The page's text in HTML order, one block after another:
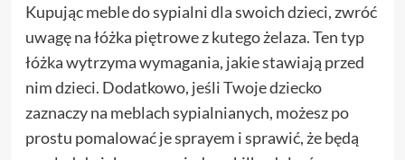
Kupując meble do sypialni dla swoich dzieci, zwróć
uwagę na łóżka piętrowe z kutego żelaza. Ten typ
łóżka wytrzyma wymagania, jakie stawiają przed
nim dzieci. Dodatkowo, jeśli Twoje dziecko
zaznaczy na meblach sypialnianych, możesz po
prostu pomalować je sprayem i sprawić, że będą